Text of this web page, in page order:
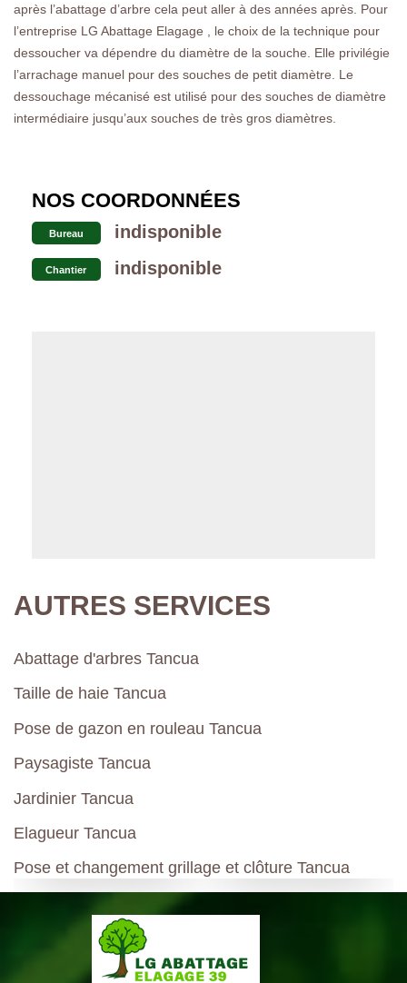
après l’abattage d’arbre cela peut aller à des années après. Pour
l’entreprise LG Abattage Elagage , le choix de la technique pour
dessoucher va dépendre du diamètre de la souche. Elle privilégie
l’arrachage manuel pour des souches de petit diamètre. Le
dessouchage mécanisé est utilisé pour des souches de diamètre
intermédiaire jusqu’aux souches de très gros diamètres.
NOS COORDONNÉES
Bureau indisponible
Chantier indisponible
AUTRES SERVICES
Abattage d'arbres Tancua
Taille de haie Tancua
Pose de gazon en rouleau Tancua
Paysagiste Tancua
Jardinier Tancua
Elagueur Tancua
Pose et changement grillage et clôture Tancua